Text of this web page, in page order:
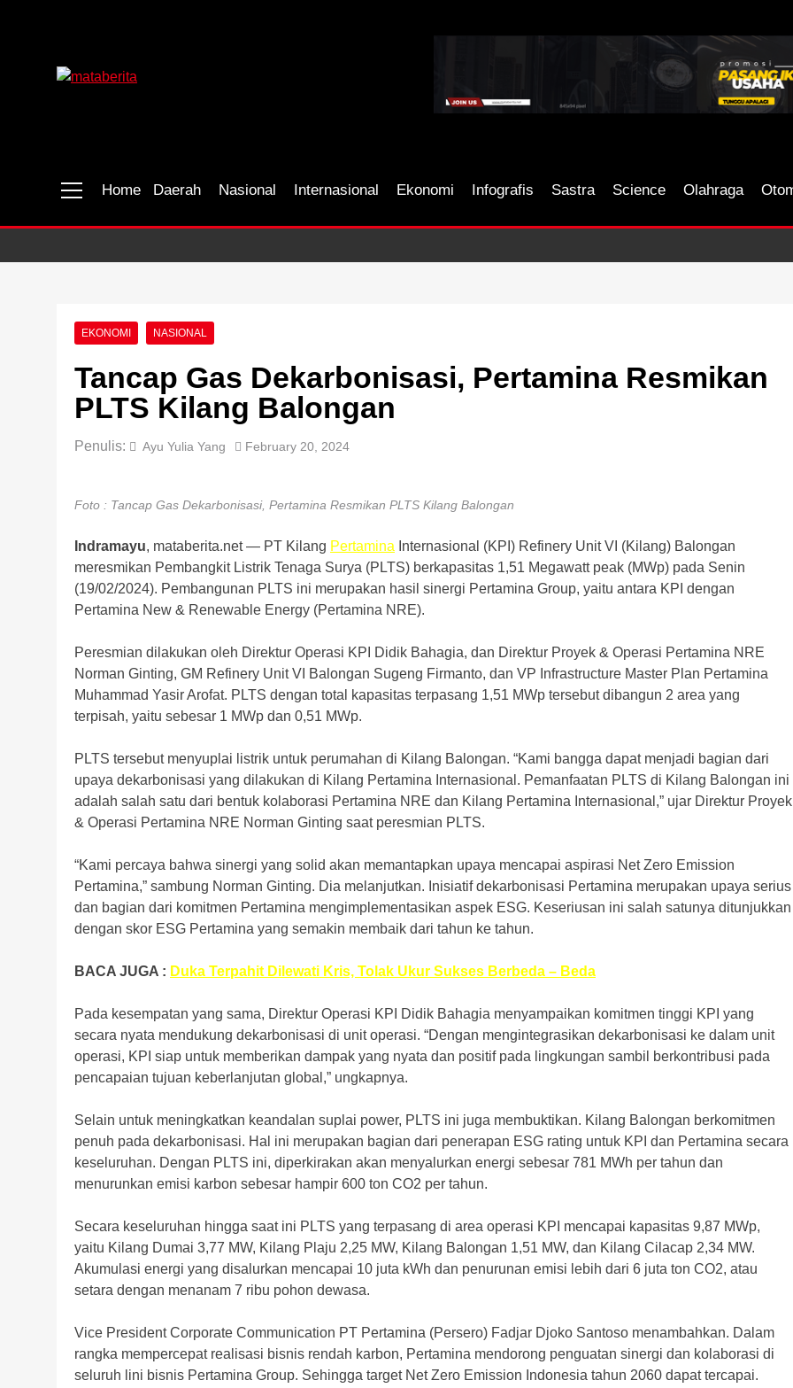
Home Daerah Nasional Internasional Ekonomi Infografis Sastra Science Olahraga
EKONOMI NASIONAL
Tancap Gas Dekarbonisasi, Pertamina Resmikan
PLTS Kilang Balongan
Penulis: Ayu Yulia Yang February 20, 2024
Foto : Tancap Gas Dekarbonisasi, Pertamina Resmikan PLTS Kilang Balongan
Indramayu, mataberita.net — PT Kilang Pertamina Internasional (KPI) Refinery Unit VI (Kilang) Balongan
meresmikan Pembangkit Listrik Tenaga Surya (PLTS) berkapasitas 1,51 Megawatt peak (MWp) pada Senin
(19/02/2024). Pembangunan PLTS ini merupakan hasil sinergi Pertamina Group, yaitu antara KPI dengan
Pertamina New & Renewable Energy (Pertamina NRE).
Peresmian dilakukan oleh Direktur Operasi KPI Didik Bahagia, dan Direktur Proyek & Operasi Pertamina NRE
Norman Ginting, GM Refinery Unit VI Balongan Sugeng Firmanto, dan VP Infrastructure Master Plan Pertamina
Muhammad Yasir Arofat. PLTS dengan total kapasitas terpasang 1,51 MWp tersebut dibangun 2 area yang
terpisah, yaitu sebesar 1 MWp dan 0,51 MWp.
PLTS tersebut menyuplai listrik untuk perumahan di Kilang Balongan. “Kami bangga dapat menjadi bagian dari
upaya dekarbonisasi yang dilakukan di Kilang Pertamina Internasional. Pemanfaatan PLTS di Kilang Balongan ini
adalah salah satu dari bentuk kolaborasi Pertamina NRE dan Kilang Pertamina Internasional,” ujar Direktur Proyek
& Operasi Pertamina NRE Norman Ginting saat peresmian PLTS.
“Kami percaya bahwa sinergi yang solid akan memantapkan upaya mencapai aspirasi Net Zero Emission
Pertamina,” sambung Norman Ginting. Dia melanjutkan. Inisiatif dekarbonisasi Pertamina merupakan upaya serius
dan bagian dari komitmen Pertamina mengimplementasikan aspek ESG. Keseriusan ini salah satunya ditunjukkan
dengan skor ESG Pertamina yang semakin membaik dari tahun ke tahun.
BACA JUGA : Duka Terpahit Dilewati Kris, Tolak Ukur Sukses Berbeda – Beda
Pada kesempatan yang sama, Direktur Operasi KPI Didik Bahagia menyampaikan komitmen tinggi KPI yang
secara nyata mendukung dekarbonisasi di unit operasi. “Dengan mengintegrasikan dekarbonisasi ke dalam unit
operasi, KPI siap untuk memberikan dampak yang nyata dan positif pada lingkungan sambil berkontribusi pada
pencapaian tujuan keberlanjutan global,” ungkapnya.
Selain untuk meningkatkan keandalan suplai power, PLTS ini juga membuktikan. Kilang Balongan berkomitmen
penuh pada dekarbonisasi. Hal ini merupakan bagian dari penerapan ESG rating untuk KPI dan Pertamina secara
keseluruhan. Dengan PLTS ini, diperkirakan akan menyalurkan energi sebesar 781 MWh per tahun dan
menurunkan emisi karbon sebesar hampir 600 ton CO2 per tahun.
Secara keseluruhan hingga saat ini PLTS yang terpasang di area operasi KPI mencapai kapasitas 9,87 MWp,
yaitu Kilang Dumai 3,77 MW, Kilang Plaju 2,25 MW, Kilang Balongan 1,51 MW, dan Kilang Cilacap 2,34 MW.
Akumulasi energi yang disalurkan mencapai 10 juta kWh dan penurunan emisi lebih dari 6 juta ton CO2, atau
setara dengan menanam 7 ribu pohon dewasa.
Vice President Corporate Communication PT Pertamina (Persero) Fadjar Djoko Santoso menambahkan. Dalam
rangka mempercepat realisasi bisnis rendah karbon, Pertamina mendorong penguatan sinergi dan kolaborasi di
seluruh lini bisnis Pertamina Group. Sehingga target Net Zero Emission Indonesia tahun 2060 dapat tercapai.